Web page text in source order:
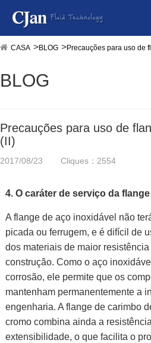
CASA BLOG Precauções para uso de
BLOG
Precauções para uso de
(II)
2017/08/23 Cliques：2554
4. O caráter de serviço da
A flange de aço inoxidável não
picada ou ferrugem, e é difícil de
dos materiais de maior
construção. Como o aço
corrosão, ele permite que os
mantenham permanentemente a
engenharia. A flange de carimbo
cromo combina ainda a
extensibilidade, o que facilita o